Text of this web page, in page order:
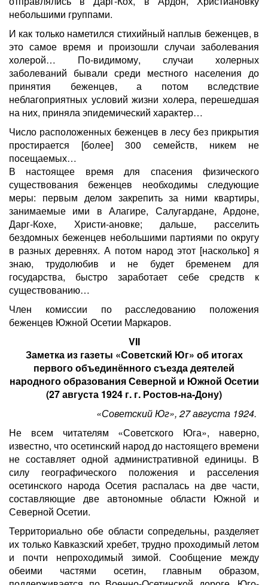
небольшими группами.
И как только наметился стихийный наплыв беженцев, в
это самое время и произошли случаи заболевания
холерой… По-видимому, случаи холерных
заболеваний бывали среди местного населения до
принятия беженцев, а потом вследствие
неблагоприятных условий жизни холера, перешедшая
на них, приняла эпидемический характер…
Число расположенных беженцев в лесу без прикрытия
простирается [более] 300 семейств, никем не
посещаемых…
В настоящее время для спасения физического
существования беженцев необходимы следующие
меры: первым делом закрепить за ними квартиры,
занимаемые ими в Алагире, Салугардане, Ардоне,
Дарг-Кохе, Христи-ановке; дальше, расселить
бездомных беженцев небольшими партиями по округу
в разных деревнях. А потом народ этот [насколько] я
знаю, трудолюбив и не будет бременем для
государства, быстро заработает себе средств к
существованию…
Член комиссии по расследованию положения
беженцев Южной Осетии Маркаров.
VII
Заметка из газеты «Советский Юг» об итогах
первого объединённого съезда деятелей
народного образования Северной и Южной Осетии
(27 августа 1924 г. г. Ростов-на-Дону)
«Советский Юг», 27 августа 1924.
Не всем читателям «Советского Юга», наверно,
известно, что осетинский народ до настоящего времени
не составляет одной административной единицы. В
силу географического положения и расселения
осетинского народа Осетия распалась на две части,
составляющие две автономные области Южной и
Северной Осетии.
Территориально обе области сопредельны, разделяет
их только Кавказский хребет, трудно проходимый летом
и почти непроходимый зимой. Сообщение между
обеими частями осетин, главным образом,